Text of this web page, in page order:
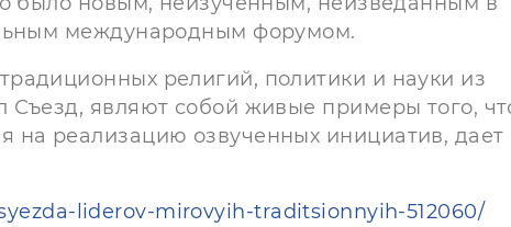
международным форумом.
религий, политики и науки из
Съезд, являют собой живые примеры того,
на реализацию озвученных инициатив, дает
liderov-mirovyih-traditsionnyih-512060/